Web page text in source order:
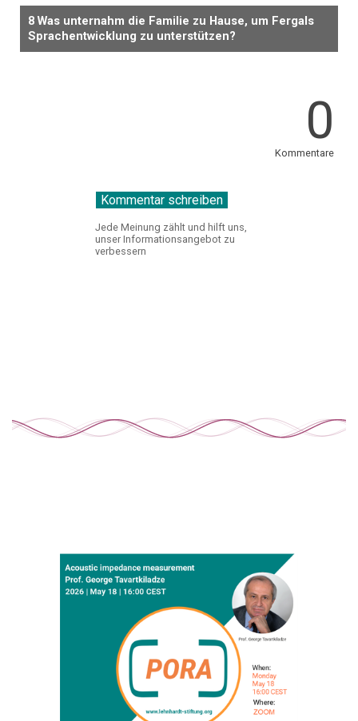
8 Was unternahm die Familie zu Hause, um Fergals
Sprachentwicklung zu unterstützen?
0
Kommentare
Jede Meinung zählt und hilft uns,
unser Informationsangebot zu
verbessern